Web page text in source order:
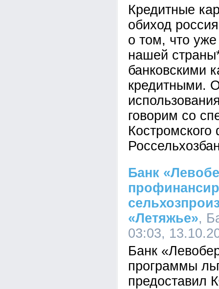
Кредитные
обиход
о том, что
нашей
банковскими
кредитными.
говорим со
Банк
«Летяжье»,
03:03,
Банк
программы
предоставил